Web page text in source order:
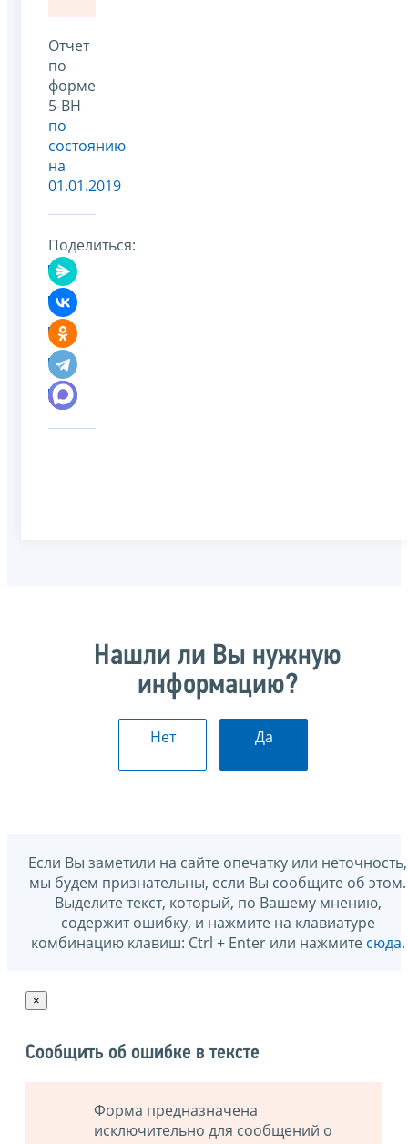
Отчет
по
форме
5-ВН
по
состоянию
на
01.01.2019
Поделиться:
Нашли ли Вы нужную
информацию?
Нет Да
Если Вы заметили на сайте опечатку или неточность,
мы будем признательны, если Вы сообщите об этом.
Выделите текст, который, по Вашему мнению,
содержит ошибку, и нажмите на клавиатуре
комбинацию клавиш: Ctrl + Enter или нажмите сюда.
×
Сообщить об ошибке в тексте
Форма предназначена
исключительно для сообщений о